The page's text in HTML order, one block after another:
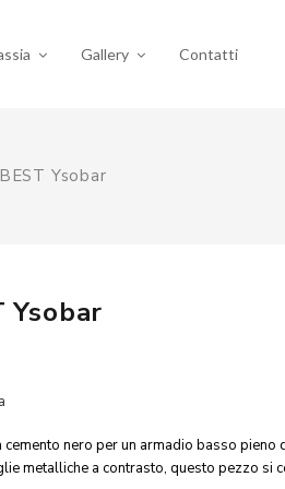
Gallery Contatti
Ysobar
Ysobar
nero per un armadio basso pieno
metalliche a contrasto, questo pezzo